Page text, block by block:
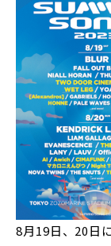
8月19日、20日